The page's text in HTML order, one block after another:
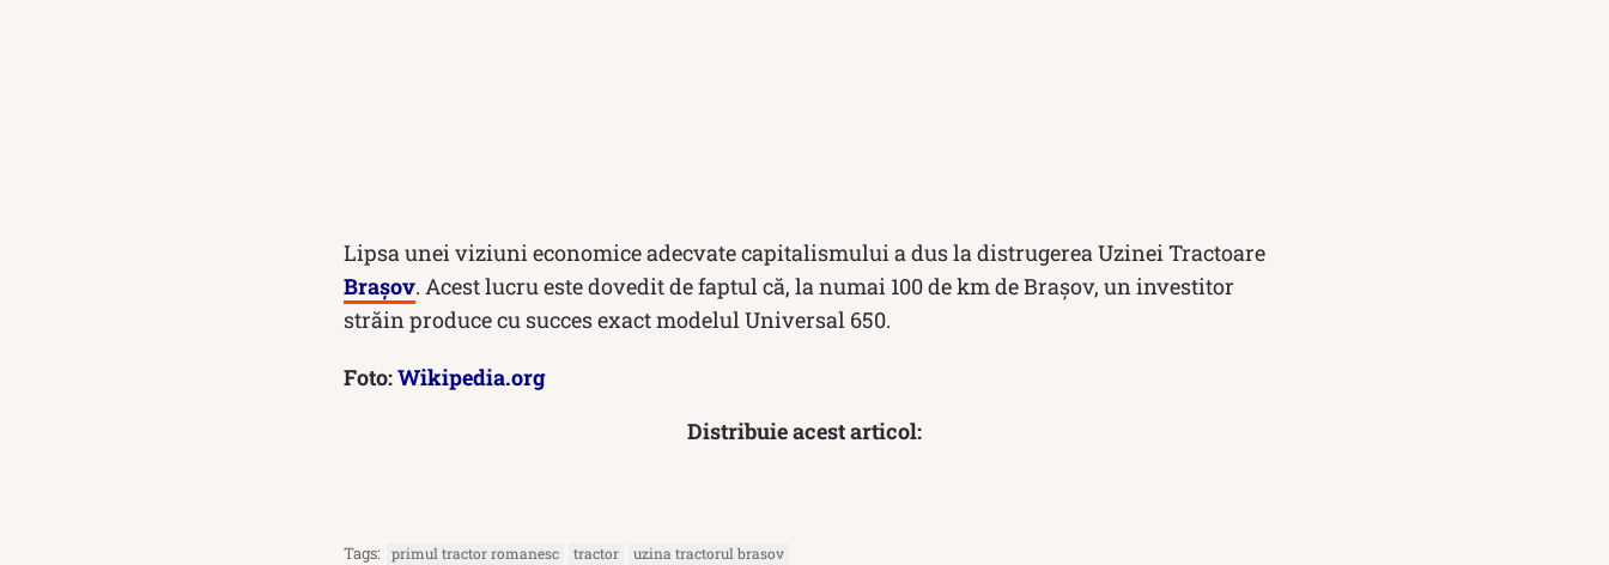
Lipsa unei viziuni economice adecvate capitalismului a dus la distrugerea Uzinei Tractoare
Brașov. Acest lucru este dovedit de faptul că, la numai 100 de km de Brașov, un investitor
străin produce cu succes exact modelul Universal 650.
Foto:Wikipedia.org
Distribuie acest articol:
Tags: primul tractor romanesc tractor uzina tractorul brasov